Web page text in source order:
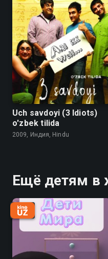
Uch savdoyi (3 Idiots)
o'zbek tilida
2009, Индия, Hindu
Ещё детям в